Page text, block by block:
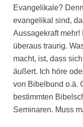
Evangelikale?
evangelikal sind,
Aussagekraft
überaus traurig.
macht, ist, dass
äußert. Ich höre
von Bibelbund o.ä.
bestimmten
Seminaren. Muss